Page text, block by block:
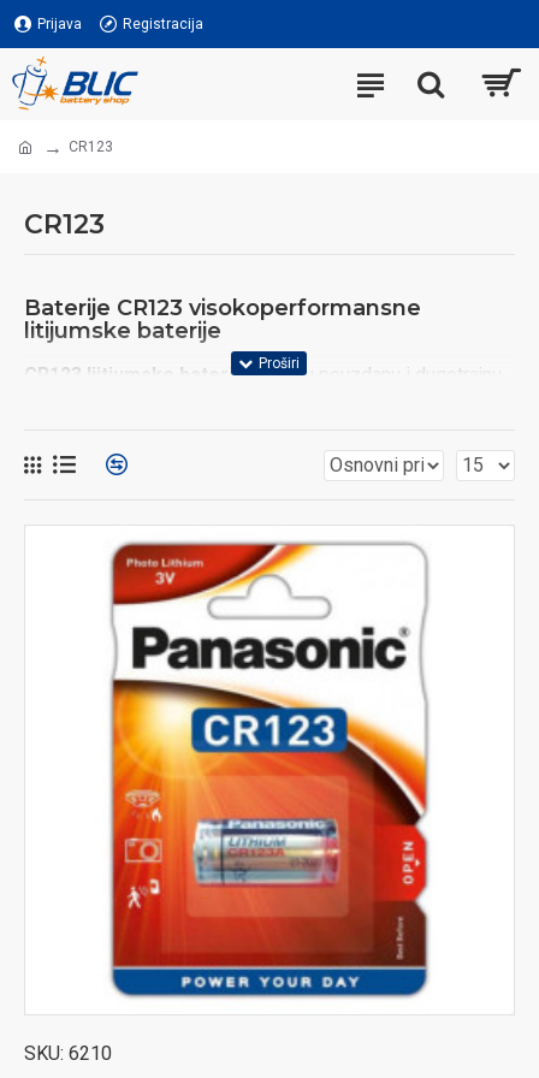
Prijava Registracija
CR123
CR123
Baterije CR123 visokoperformansne
litijumske baterije
CR123 liitjumske baterijepružaju pouzdanu i dugotrajnu
fotografskim blicevima, LED lampama, sigurnosnim
gustinom i otpornosti naekstremne temperature
CR123 baterije osiguravaju konstantan rad i maksimalnu
pouzdanost uređaja. U našoj ponudi su CR123 baterije
renomiranih brendova kao što su Duracell, Panasonic,
povoljnim cenamai uz brzu dostavu. Sve
baterije su sveže, fabrički zapakovane i spremne za
upotrebu, čime garantujemo maksimalne performanse
vaših uređaja.
Šta su CR123 i CR123A
Baterije CR123 baterije, poznate i kao CR123A baterije,
spadaju u litijumske baterije od 3V koje obezbeđuju
konstantan i stabilan napon tokom celog trajanja. Često se
mogu pronaći i pod drugim oznakama kao što su EL123,
DL123, 123A, CR17345 i CR123AL. Zbog standardizovanih
dimenzija i karakteristika, CR123A baterija je kompatibilna
sa velikim brojem uređaja, što je čini jednim od najtraženijih
tipova baterija na tržištu.
SKU: 6210